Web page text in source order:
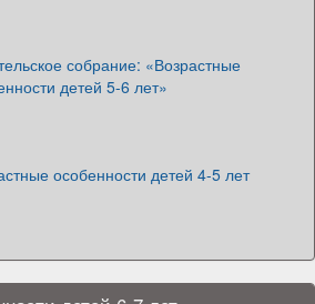
собрание: «Возрастные
детей 5-6 лет»
особенности детей 4-5 лет